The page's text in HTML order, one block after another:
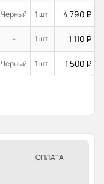
Черный 1 шт. 4 790 ₽
- 1 шт. 1 110 ₽
Черный 1 шт. 1 500 ₽
ОПЛАТА